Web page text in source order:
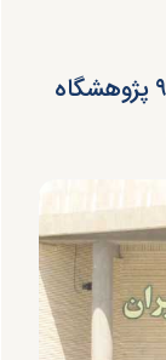
اعلام نتایج اولیه ارشد بدون کنکور ۹۶ پژوهشگاه